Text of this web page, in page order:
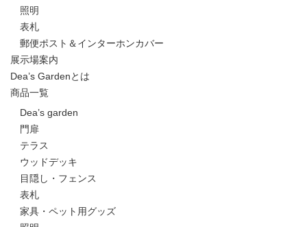
照明
表札
郵便ポスト＆インターホンカバー
展示場案内
Dea’s Gardenとは
商品一覧
Dea’s garden
門扉
テラス
ウッドデッキ
目隠し・フェンス
表札
家具・ペット用グッズ